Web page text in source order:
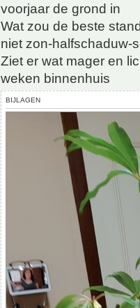
voorjaar de grond in
Wat zou de beste
niet zon-halfschaduw-
Ziet er wat mager en
weken binnenhuis
BIJLAGEN